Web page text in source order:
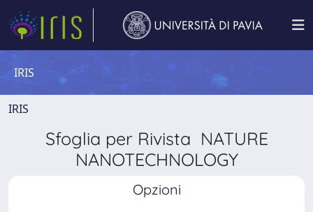
IRIS
IRIS
Sfoglia per Rivista NATURE
NANOTECHNOLOGY
Opzioni